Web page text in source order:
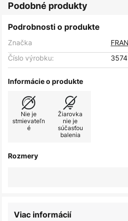
Podobné produkty
Podrobnosti o produkte
Značka
Číslo výrobku:
Informácie o produkte
Nie je
stmievateľn
é
Žiarovka
nie je
súčasťou
balenia
Rozmery
Viac informácií